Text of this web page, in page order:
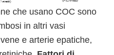
che usano COC sono
in altri vasi
e arterie epatiche,